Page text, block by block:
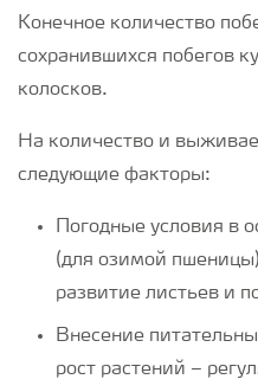
Конечное количество
сохранившихся побегов
колосков.
На количество и
следующие факторы:
Погодные условия в
(для озимой
развитие листьев и
Внесение
рост растений –